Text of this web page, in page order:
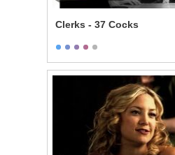
Clerks - 37 Cocks